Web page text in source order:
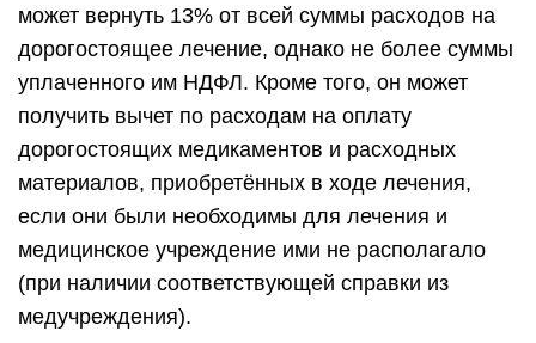
может вернуть 13% от всей суммы расходов на
дорогостоящее лечение, однако не более суммы
уплаченного им НДФЛ. Кроме того, он может
получить вычет по расходам на оплату
дорогостоящих медикаментов и расходных
материалов, приобретённых в ходе лечения,
если они были необходимы для лечения и
медицинское учреждение ими не располагало
(при наличии соответствующей справки из
медучреждения).